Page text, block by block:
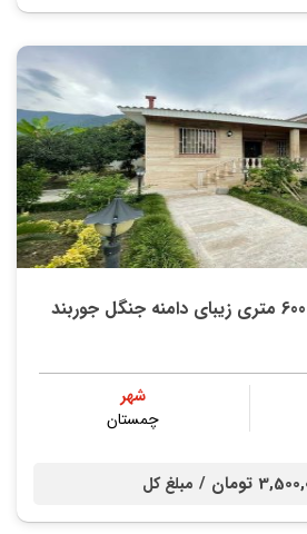
شهر
چمستان
تومان / مبلغ کل